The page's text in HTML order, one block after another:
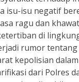
isu-isu negatif
ragu dan
di
rumor
kepolisian
dari Polres